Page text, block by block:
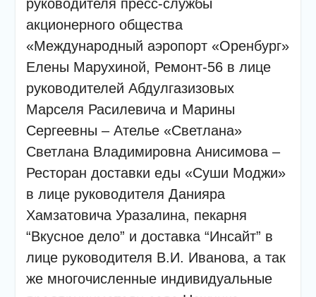
руководителя пресс-службы
акционерного общества
«Международный аэропорт «Оренбург»
Елены Марухиной, Ремонт-56 в лице
руководителей Абдулгазизовых
Марселя Расилевича и Марины
Сергеевны – Ателье «Светлана»
Светлана Владимировна Анисимова –
Ресторан доставки еды «Суши Моджи»
в лице руководителя Данияра
Хамзатовича Уразалина, пекарня
“Вкусное дело” и доставка “Инсайт” в
лице руководителя В.И. Иванова, а так
же многочисленные индивидуальные